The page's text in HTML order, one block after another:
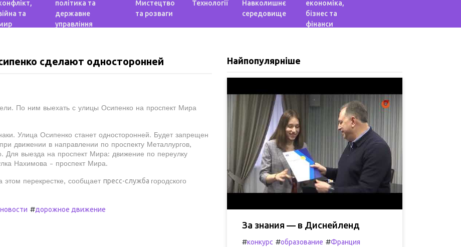
та
політика та
державне
управління
Мистецтво
та розваги
Технології
Навколишнє
середовище
економіка,
бізнес та
фінанси
сделают односторонней
По ним выехать с улицы Осипенко на проспект Мира
Улица Осипенко станет односторонней. Будет запрещен
движении в направлении по проспекту Металлургов,
Для выезда на проспект Мира: движение по переулку
Нахимова - проспект Мира.
этом перекрестке, сообщает пресс-служба городского
#дорожное движение
Найпопулярніше
За знания — в Диснейленд
#конкурс #образование #Франция